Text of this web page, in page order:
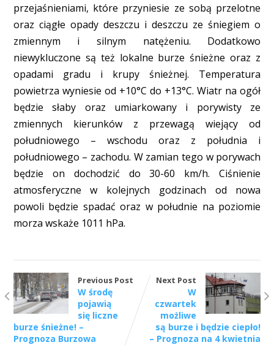
przejaśnieniami, które przyniesie ze sobą przelotne
oraz ciągłe opady deszczu i deszczu ze śniegiem o
zmiennym i silnym natężeniu. Dodatkowo
niewykluczone są też lokalne burze śnieżne oraz z
opadami gradu i krupy śnieżnej. Temperatura
powietrza wyniesie od +10°C do +13°C. Wiatr na ogół
będzie słaby oraz umiarkowany i porywisty ze
zmiennych kierunków z przewagą wiejący od
południowego – wschodu oraz z południa i
południowego – zachodu. W zamian tego w porywach
będzie on dochodzić do 30-60 km/h. Ciśnienie
atmosferyczne w kolejnych godzinach od nowa
powoli będzie spadać oraz w południe na poziomie
morza wskaże 1011 hPa.
Previous Post
W środę
pojawią
się liczne
burze śnieżne! –
Prognoza Burzowa
Next Post
W
czwartek
możliwe
są burze i będzie ciepło!
– Prognoza na 4 kwietnia